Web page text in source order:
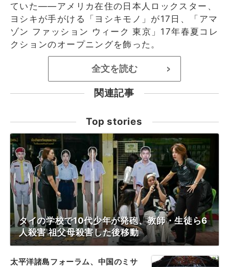
ていた――アメリカ在住の日本人ロックスター、
ヨシキが手がける「ヨシキモノ」が17日、「アマ
ゾン ファッション ウィーク 東京」17年春夏コレ
クションのオープニングを飾った。
全文を読む >
関連記事
Top stories
タイの学校で10代少年が発砲、教師・生徒ら6
人殺害 祖父母殺害した後移動
太平洋諸島フォーラム、中国のミサ